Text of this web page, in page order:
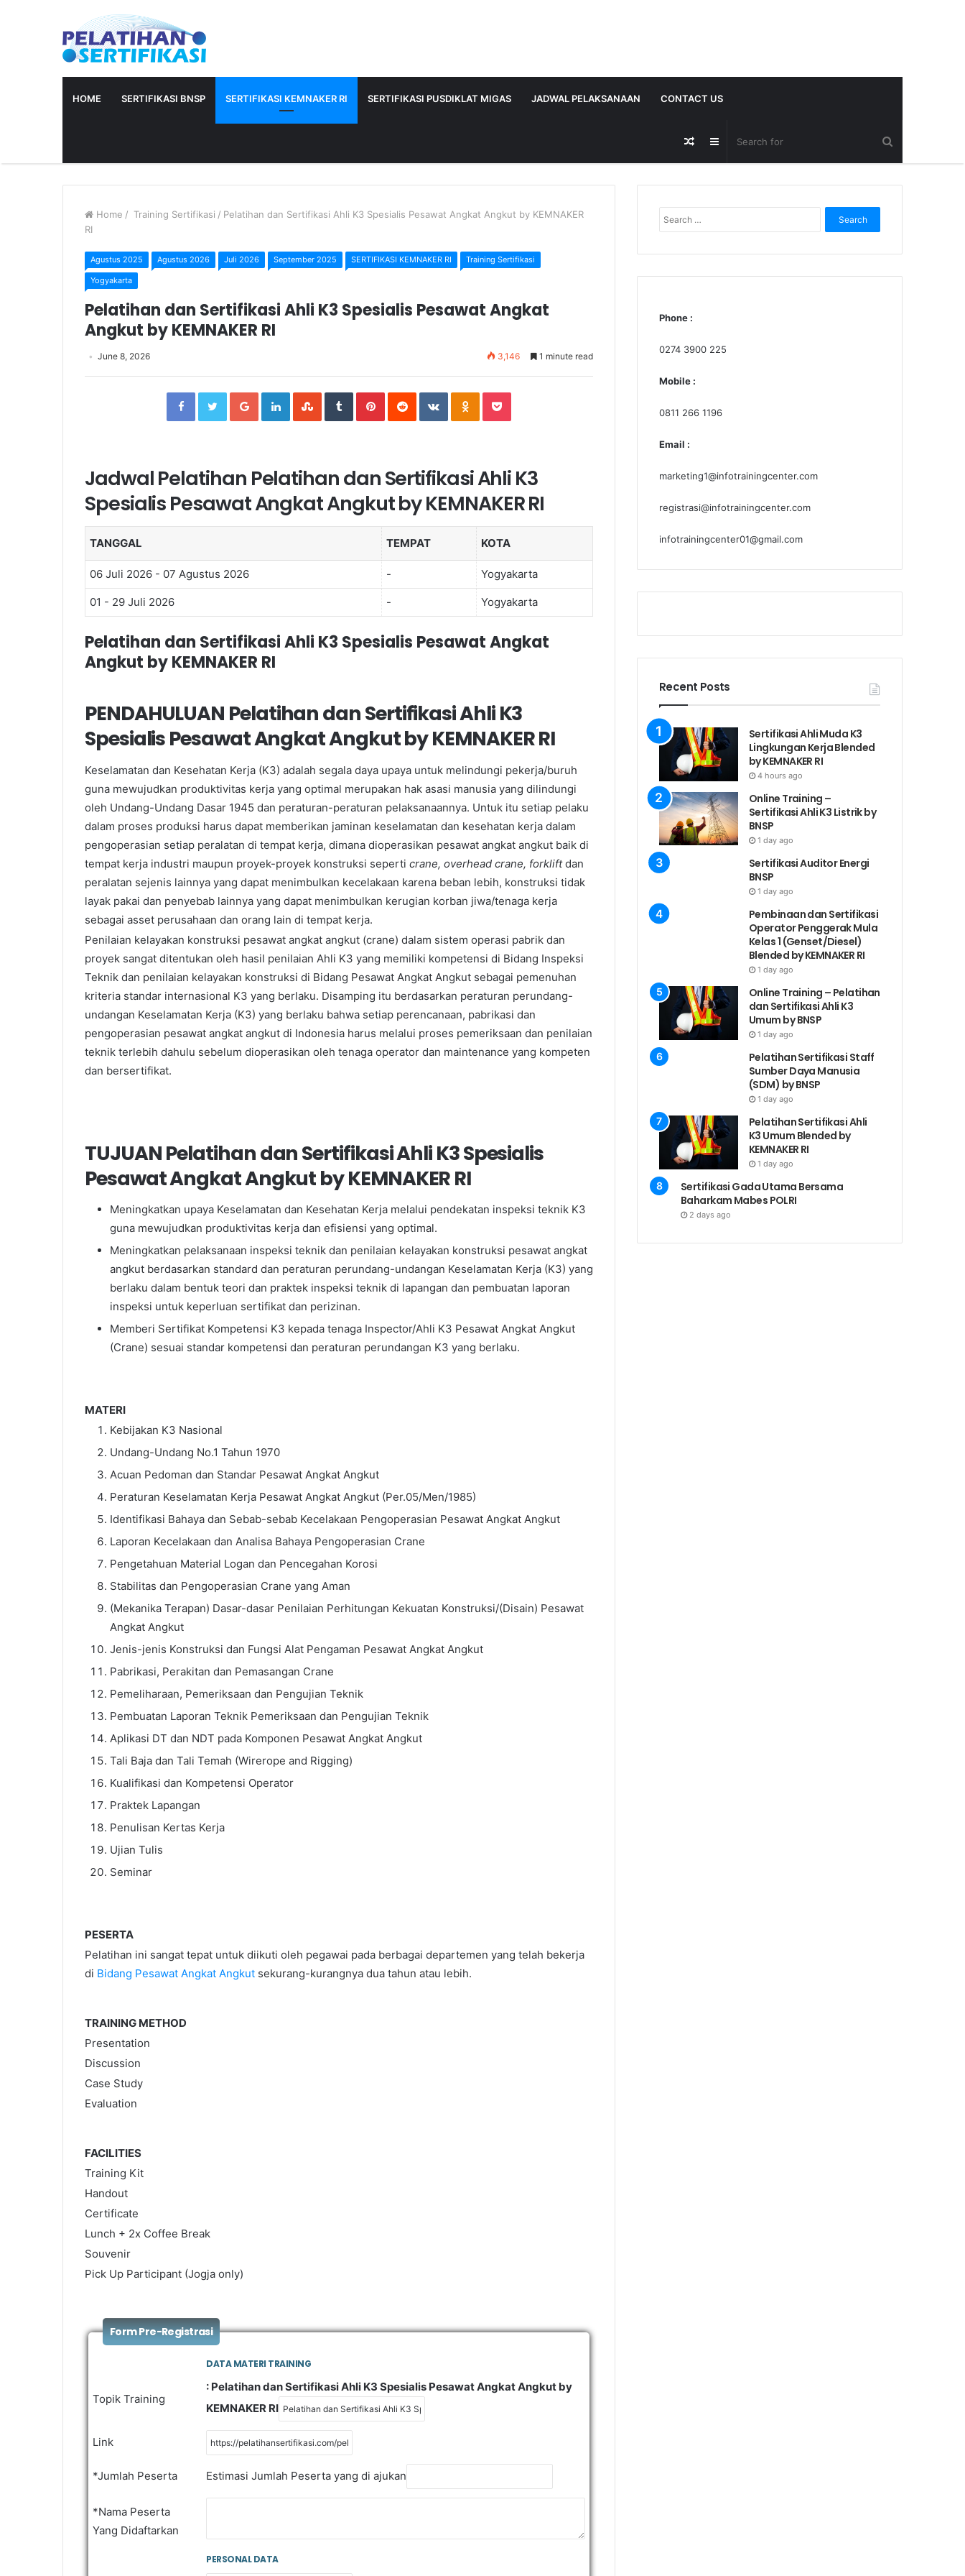
HOME SERTIFIKASI BNSP SERTIFIKASI KEMNAKER RI SERTIFIKASI PUSDIKLAT MIGAS JADWAL PELAKSANAAN CONTACT US
Sidebar
Random
Post
Home / Training Sertifikasi / Pelatihan dan Sertifikasi Ahli K3 Spesialis Pesawat Angkat Angkut by KEMNAKER
RI
Agustus 2025 Agustus 2026 Juli 2026 September 2025 SERTIFIKASI KEMNAKER RI Training Sertifikasi
Yogyakarta
Pelatihan dan Sertifikasi Ahli K3 Spesialis Pesawat Angkat
Angkut by KEMNAKER RI
June 8, 2026 3,146 1 minute read
FacebookTwitterGoogle+LinkedInStumbleUpon
TumblrPinterestReddit VKontakteOdnoklassniki
Pocket
Jadwal Pelatihan Pelatihan dan Sertifikasi Ahli K3
Spesialis Pesawat Angkat Angkut by KEMNAKER RI
TANGGAL TEMPAT KOTA
06 Juli 2026 - 07 Agustus 2026 - Yogyakarta
01 - 29 Juli 2026 - Yogyakarta
Pelatihan dan Sertifikasi Ahli K3 Spesialis Pesawat Angkat
Angkut by KEMNAKER RI
PENDAHULUAN Pelatihan dan Sertifikasi Ahli K3
Spesialis Pesawat Angkat Angkut by KEMNAKER RI
Keselamatan dan Kesehatan Kerja (K3) adalah segala daya upaya untuk melindungi pekerja/buruh
guna mewujudkan produktivitas kerja yang optimal merupakan hak asasi manusia yang dilindungi
oleh Undang-Undang Dasar 1945 dan peraturan-peraturan pelaksanaannya. Untuk itu setiap pelaku
dalam proses produksi harus dapat memberikan jaminan keselamatan dan kesehatan kerja dalam
pengoperasian setiap peralatan di tempat kerja, dimana dioperasikan pesawat angkat angkut baik di
tempat kerja industri maupun proyek-proyek konstruksi seperti crane, overhead crane, forkliftdan
peralatan sejenis lainnya yang dapat menimbulkan kecelakaan karena beban lebih, konstruksi tidak
layak pakai dan penyebab lainnya yang dapat menimbulkan kerugian korban jiwa/tenaga kerja
sebagai asset perusahaan dan orang lain di tempat kerja.
Penilaian kelayakan konstruksi pesawat angkat angkut (crane) dalam sistem operasi pabrik dan
proyek sangat ditentukan oleh hasil penilaian Ahli K3 yang memiliki kompetensi di Bidang Inspeksi
Teknik dan penilaian kelayakan konstruksi di Bidang Pesawat Angkat Angkut sebagai pemenuhan
kriteria standar internasional K3 yang berlaku. Disamping itu berdasarkan peraturan perundang-
undangan Keselamatan Kerja (K3) yang berlaku bahwa setiap perencanaan, pabrikasi dan
pengoperasian pesawat angkat angkut di Indonesia harus melalui proses pemeriksaan dan penilaian
teknik terlebih dahulu sebelum dioperasikan oleh tenaga operator dan maintenance yang kompeten
dan bersertifikat.
TUJUAN Pelatihan dan Sertifikasi Ahli K3 Spesialis
Pesawat Angkat Angkut by KEMNAKER RI
Meningkatkan upaya Keselamatan dan Kesehatan Kerja melalui pendekatan inspeksi teknik K3
guna mewujudkan produktivitas kerja dan efisiensi yang optimal.
Meningkatkan pelaksanaan inspeksi teknik dan penilaian kelayakan konstruksi pesawat angkat
angkut berdasarkan standard dan peraturan perundang-undangan Keselamatan Kerja (K3) yang
berlaku dalam bentuk teori dan praktek inspeksi teknik di lapangan dan pembuatan laporan
inspeksi untuk keperluan sertifikat dan perizinan.
Memberi Sertifikat Kompetensi K3 kepada tenaga Inspector/Ahli K3 Pesawat Angkat Angkut
(Crane) sesuai standar kompetensi dan peraturan perundangan K3 yang berlaku.
MATERI
Kebijakan K3 Nasional
Undang-Undang No.1 Tahun 1970
Acuan Pedoman dan Standar Pesawat Angkat Angkut
Peraturan Keselamatan Kerja Pesawat Angkat Angkut (Per.05/Men/1985)
Identifikasi Bahaya dan Sebab-sebab Kecelakaan Pengoperasian Pesawat Angkat Angkut
Laporan Kecelakaan dan Analisa Bahaya Pengoperasian Crane
Pengetahuan Material Logan dan Pencegahan Korosi
Stabilitas dan Pengoperasian Crane yang Aman
(Mekanika Terapan) Dasar-dasar Penilaian Perhitungan Kekuatan Konstruksi/(Disain) Pesawat
Angkat Angkut
Jenis-jenis Konstruksi dan Fungsi Alat Pengaman Pesawat Angkat Angkut
Pabrikasi, Perakitan dan Pemasangan Crane
Pemeliharaan, Pemeriksaan dan Pengujian Teknik
Pembuatan Laporan Teknik Pemeriksaan dan Pengujian Teknik
Aplikasi DT dan NDT pada Komponen Pesawat Angkat Angkut
Tali Baja dan Tali Temah (Wirerope and Rigging)
Kualifikasi dan Kompetensi Operator
Praktek Lapangan
Penulisan Kertas Kerja
Ujian Tulis
Seminar
PESERTA
Pelatihan ini sangat tepat untuk diikuti oleh pegawai pada berbagai departemen yang telah bekerja
di Bidang Pesawat Angkat Angkut sekurang-kurangnya dua tahun atau lebih.
TRAINING METHOD
Presentation
Discussion
Case Study
Evaluation
FACILITIES
Training Kit
Handout
Certificate
Lunch + 2x Coffee Break
Souvenir
Pick Up Participant (Jogja only)
Form Pre-Registrasi
DATA MATERI TRAINING
Topik Training
: Pelatihan dan Sertifikasi Ahli K3 Spesialis Pesawat Angkat Angkut by
KEMNAKER RI
Link
*Jumlah Peserta Estimasi Jumlah Peserta yang di ajukan
*Nama Peserta
Yang Didaftarkan
PERSONAL DATA
for:
Phone :
0274 3900 225
Mobile :
0811 266 1196
Email :
marketing1@infotrainingcenter.com
registrasi@infotrainingcenter.com
infotrainingcenter01@gmail.com
Recent Posts
Sertifikasi Ahli Muda K3
Lingkungan Kerja Blended
by KEMNAKER RI
4 hours ago
Online Training –
Sertifikasi Ahli K3 Listrik by
BNSP
1 day ago
Sertifikasi Auditor Energi
BNSP
1 day ago
Pembinaan dan Sertifikasi
Operator Penggerak Mula
Kelas 1 (Genset/Diesel)
Blended by KEMNAKER RI
1 day ago
Online Training – Pelatihan
dan Sertifikasi Ahli K3
Umum by BNSP
1 day ago
Pelatihan Sertifikasi Staff
Sumber Daya Manusia
(SDM) by BNSP
1 day ago
Pelatihan Sertifikasi Ahli
K3 Umum Blended by
KEMNAKER RI
1 day ago
Sertifikasi Gada Utama Bersama
Baharkam Mabes POLRI
2 days ago